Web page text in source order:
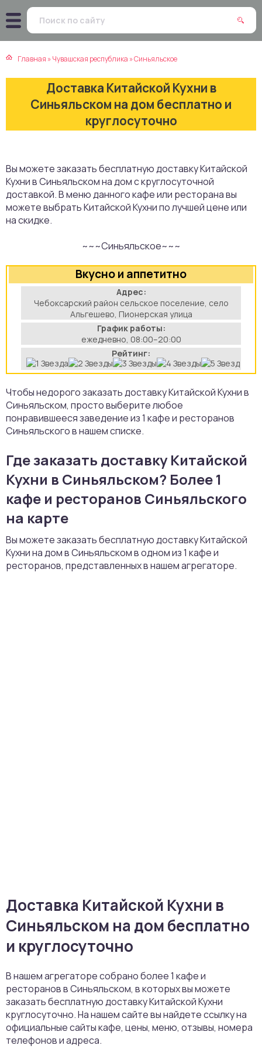
Главная »Чувашская республика »Синьяльское
Доставка Китайской Кухни в
Синьяльском на дом бесплатно и
круглосуточно
Вы можете заказать бесплатную доставку Китайской
Кухни в Синьяльском на дом с круглосуточной
доставкой. В меню данного кафе или ресторана вы
можете выбрать Китайской Кухни по лучшей цене или
на скидке.
~~~Синьяльское~~~
Вкусно и аппетитно
Адрес:
Чебоксарский район сельское поселение, село
Альгешево, Пионерская улица
График работы:
ежедневно, 08:00–20:00
Рейтинг:
Чтобы недорого заказать доставку Китайской Кухни в
Синьяльском, просто выберите любое
понравившееся заведение из 1 кафе и ресторанов
Синьяльского в нашем списке.
Где заказать доставку Китайской
Кухни в Синьяльском? Более 1
кафе и ресторанов Синьяльского
на карте
Вы можете заказать бесплатную доставку Китайской
Кухни на дом в Синьяльском в одном из 1 кафе и
ресторанов, представленных в нашем агрегаторе.
Доставка Китайской Кухни в
Синьяльском на дом бесплатно
и круглосуточно
В нашем агрегаторе собрано более 1 кафе и
ресторанов в Синьяльском, в которых вы можете
заказать бесплатную доставку Китайской Кухни
круглосуточно. На нашем сайте вы найдете ссылку на
официальные сайты кафе, цены, меню, отзывы, номера
телефонов и адреса.
кухня
кухня
кухня